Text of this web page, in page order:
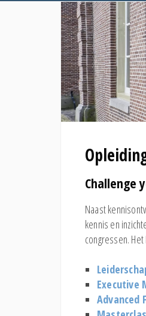
Challenge
Naast
kennis en
congressen.
Executive
Advanced